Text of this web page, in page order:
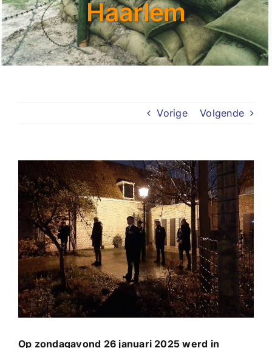
Haarlem
Vorige Volgende
grotere
afbeelding
Op zondagavond 26 januari 2025 werd in